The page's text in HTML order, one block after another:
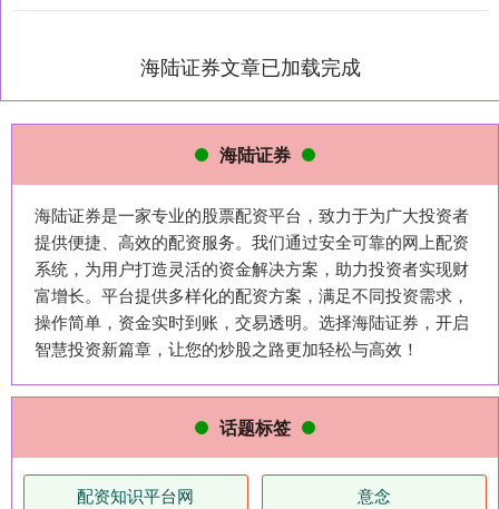
海陆证券文章已加载完成
海陆证券
海陆证券是一家专业的股票配资平台，致力于为广大投资者
提供便捷、高效的配资服务。我们通过安全可靠的网上配资
系统，为用户打造灵活的资金解决方案，助力投资者实现财
富增长。平台提供多样化的配资方案，满足不同投资需求，
操作简单，资金实时到账，交易透明。选择海陆证券，开启
智慧投资新篇章，让您的炒股之路更加轻松与高效！
话题标签
配资知识平台网 意念